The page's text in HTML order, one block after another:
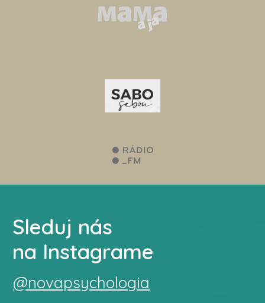
Sleduj nás
na Instagrame
@novapsychologia